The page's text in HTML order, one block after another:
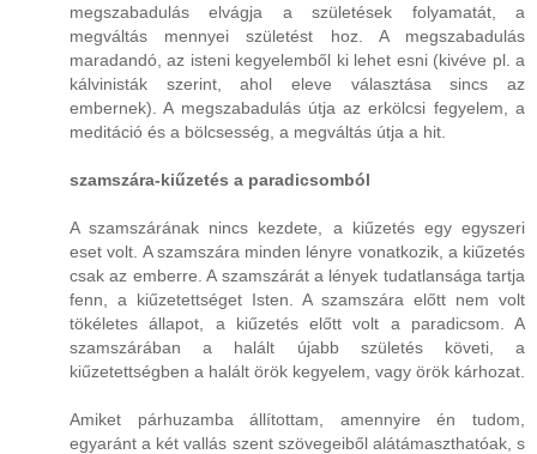
megszabadulás elvágja a születések folyamatát, a
megváltás mennyei születést hoz. A megszabadulás
maradandó, az isteni kegyelemből ki lehet esni (kivéve pl. a
kálvinisták szerint, ahol eleve választása sincs az
embernek). A megszabadulás útja az erkölcsi fegyelem, a
meditáció és a bölcsesség, a megváltás útja a hit.
szamszára-kiűzetés a paradicsomból
A szamszárának nincs kezdete, a kiűzetés egy egyszeri
eset volt. A szamszára minden lényre vonatkozik, a kiűzetés
csak az emberre. A szamszárát a lények tudatlansága tartja
fenn, a kiűzetettséget Isten. A szamszára előtt nem volt
tökéletes állapot, a kiűzetés előtt volt a paradicsom. A
szamszárában a halált újabb születés követi, a
kiűzetettségben a halált örök kegyelem, vagy örök kárhozat.
Amiket párhuzamba állítottam, amennyire én tudom,
egyaránt a két vallás szent szövegeiből alátámaszthatóak, s